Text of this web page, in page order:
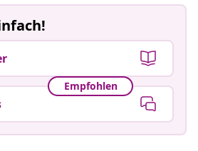
Empfohlen